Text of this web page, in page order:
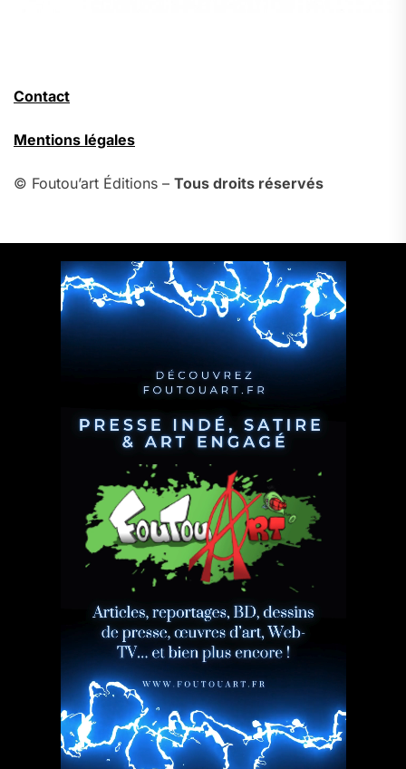
Contact
Mentions légales
© Foutou’art Éditions – Tous droits réservés